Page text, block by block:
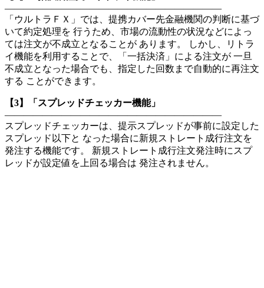
———————————————————————
「ウルトラＦＸ」では、提携カバー先金融機関の判断に基づ
いて約定処理を 行うため、市場の流動性の状況などによっ
ては注文が不成立となることが あります。 しかし、リトラ
イ機能を利用することで、「一括決済」による注文が 一旦
不成立となった場合でも、指定した回数まで自動的に再注文
する ことができます。
【3】「スプレッドチェッカー機能」
———————————————————————
スプレッドチェッカーは、提示スプレッドが事前に設定した
スプレッド以下と なった場合に新規ストレート成行注文を
発注する機能です。 新規ストレート成行注文発注時にスプ
レッドが設定値を上回る場合は 発注されません。